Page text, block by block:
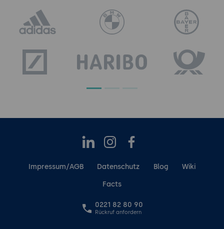
LinkedInInstagramFacebook
Impressum/AGB Datenschutz Blog Wiki
Facts
0221 82 80 90
Rückruf anfordern